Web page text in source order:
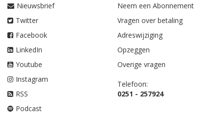
Nieuwsbrief
Twitter
Facebook
LinkedIn
Youtube
Instagram
RSS
Podcast
Neem een Abonnement
Vragen over betaling
Adreswijziging
Opzeggen
Overige vragen
Telefoon:
0251 - 257924